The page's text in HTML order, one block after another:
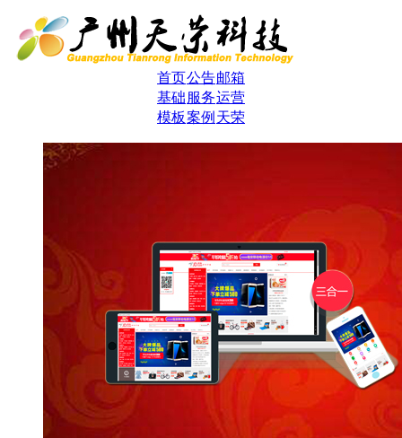
首页公告邮箱
基础 服务运营
模板案例 天荣